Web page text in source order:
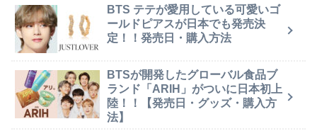
BTS テテが愛用している可愛いゴ
ールドピアスが日本でも発売決
定！！発売日・購入方法
BTSが開発したグローバル食品ブ
ランド「ARIH」がついに日本初上
陸！！【発売日・グッズ・購入方
法】